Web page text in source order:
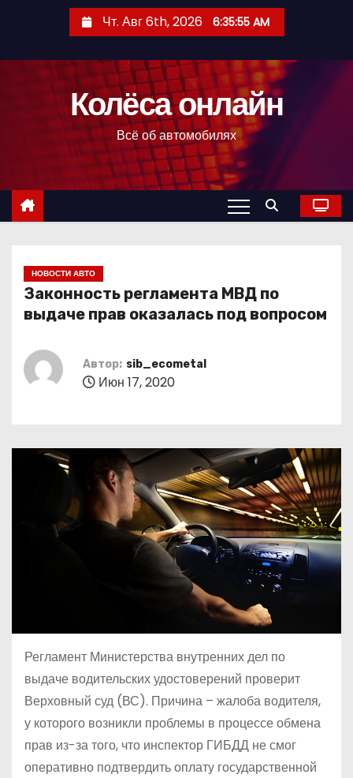
с
Чт. Авг 6th, 2026 6:35:55 AM
Колёса онлайн
Всё об автомобилях
НОВОСТИ АВТО
Законность регламента МВД по
выдаче прав оказалась под вопросом
Автор: sib_ecometal
Июн 17, 2020
Регламент Министерства внутренних дел по
выдаче водительских удостоверений проверит
Верховный суд (ВС). Причина – жалоба водителя,
у которого возникли проблемы в процессе обмена
прав из-за того, что инспектор ГИБДД не смог
оперативно подтвердить оплату государственной